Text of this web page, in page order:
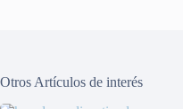
Otros Artículos de interés